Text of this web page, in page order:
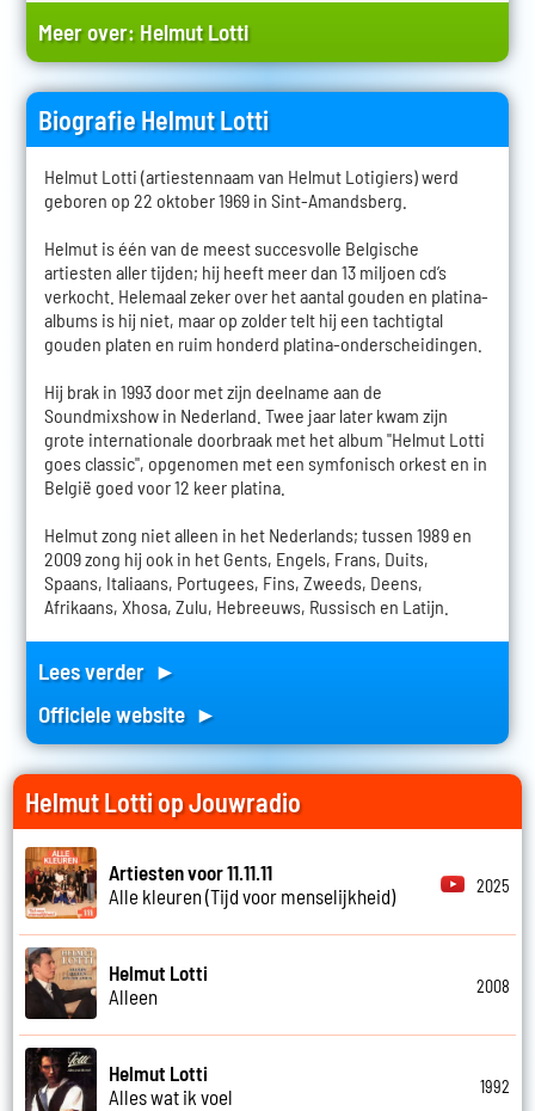
Meer over: Helmut Lotti
Biografie Helmut Lotti
Helmut Lotti (artiestennaam van Helmut Lotigiers) werd
geboren op 22 oktober 1969 in Sint-Amandsberg.
Helmut is één van de meest succesvolle Belgische
artiesten aller tijden; hij heeft meer dan 13 miljoen cd’s
verkocht. Helemaal zeker over het aantal gouden en platina-
albums is hij niet, maar op zolder telt hij een tachtigtal
gouden platen en ruim honderd platina-onderscheidingen.
Hij brak in 1993 door met zijn deelname aan de
Soundmixshow in Nederland. Twee jaar later kwam zijn
grote internationale doorbraak met het album "Helmut Lotti
goes classic", opgenomen met een symfonisch orkest en in
België goed voor 12 keer platina.
Helmut zong niet alleen in het Nederlands; tussen 1989 en
2009 zong hij ook in het Gents, Engels, Frans, Duits,
Spaans, Italiaans, Portugees, Fins, Zweeds, Deens,
Afrikaans, Xhosa, Zulu, Hebreeuws, Russisch en Latijn.
Lees verder ►
Officiele website ►
Helmut Lotti op Jouwradio
Artiesten voor 11.11.11
Alle kleuren (Tijd voor menselijkheid)
2025
Helmut Lotti
Alleen
2008
Helmut Lotti
Alles wat ik voel
1992